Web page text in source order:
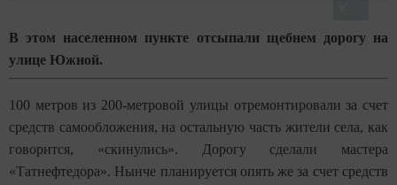
В этом населенном пункте отсыпали щебнем дорогу на
улице Южной.
100 метров из 200-метровой улицы отремонтировали за счет
средств самообложения, на остальную часть жители села, как
говорится, «скинулись». Дорогу сделали мастера
«Татнефтедора». Нынче планируется опять же за счет средств